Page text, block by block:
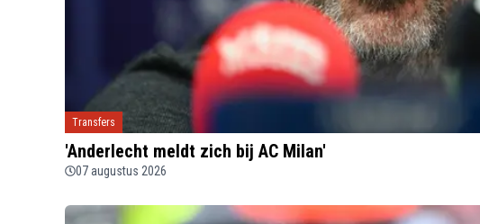
Transfers
'Anderlecht meldt zich bij AC Milan'
07 augustus 2026